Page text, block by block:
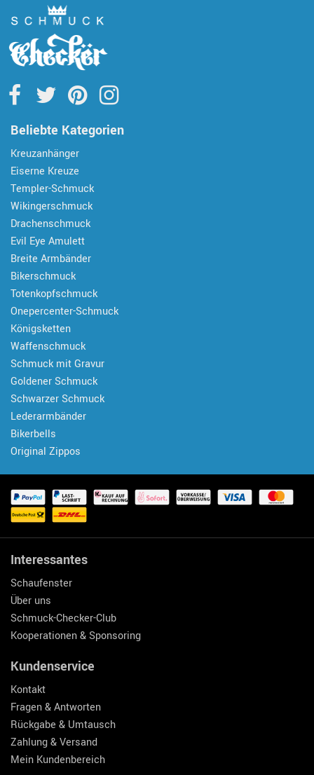
Beliebte Kategorien
Kreuzanhänger
Eiserne Kreuze
Templer-Schmuck
Wikingerschmuck
Drachenschmuck
Evil Eye Amulett
Breite Armbänder
Bikerschmuck
Totenkopfschmuck
Onepercenter-Schmuck
Königsketten
Waffenschmuck
Schmuck mit Gravur
Goldener Schmuck
Schwarzer Schmuck
Lederarmbänder
Bikerbells
Original Zippos
Interessantes
Schaufenster
Über uns
Schmuck-Checker-Club
Kooperationen & Sponsoring
Kundenservice
Kontakt
Fragen & Antworten
Rückgabe & Umtausch
Zahlung & Versand
Mein Kundenbereich